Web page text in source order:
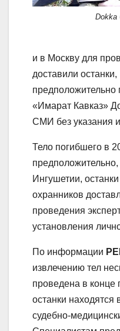
Dokka
и в Москву для
доставили останки,
предположительно
«Имарат Кавказ»
СМИ без указания
Тело погибшего в
Ингушетии,
охранников
проведения
установления
По информации
извлечению тел
проведена в
останки находятся
судебно-